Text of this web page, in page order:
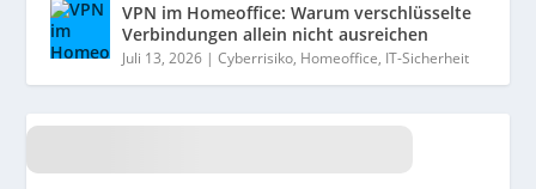
VPN im Homeoffice: Warum verschlüsselte
Verbindungen allein nicht ausreichen
Juli 13, 2026 |Cyberrisiko, Homeoffice, IT-Sicherheit